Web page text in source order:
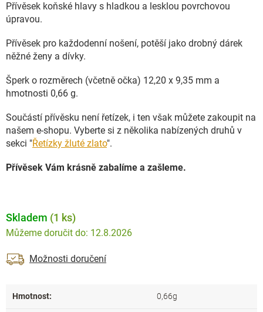
Přívěsek koňské hlavy s hladkou a lesklou povrchovou
úpravou.
Přívěsek pro každodenní nošení, potěší jako drobný dárek
něžné ženy a dívky.
Šperk o rozměrech (včetně očka) 12,20 x 9,35 mm a
hmotnosti 0,66 g.
Součástí přívěsku není řetízek, i ten však můžete zakoupit na
našem e-shopu. Vyberte si z několika nabízených druhů v
sekci "Řetízky žluté zlato".
Přívěsek Vám krásně zabalíme a zašleme.
Skladem (1 ks)
12.8.2026
Možnosti doručení
Hmotnost: 0,66g